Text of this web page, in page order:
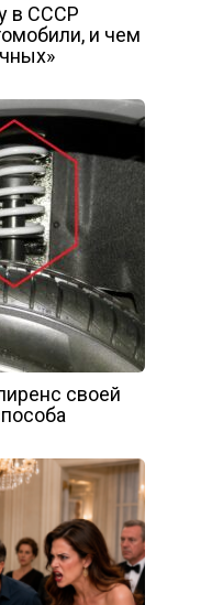
в СССР
и чем
своей